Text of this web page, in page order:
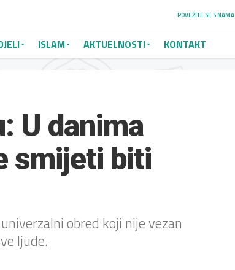
POVEŽITE SE S NAMA
ISLAM AKTUELNOSTI KONTAKT
U danima
smijeti biti
obred koji nije vezan
ljude.